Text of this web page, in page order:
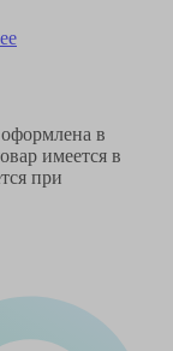
оформлена в
имеется в
при